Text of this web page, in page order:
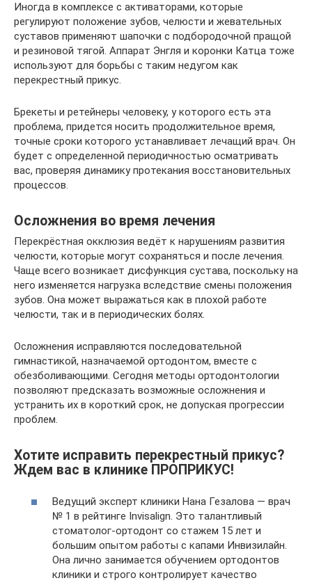
Иногда в комплексе с активаторами, которые
регулируют положение зубов, челюсти и жевательных
суставов применяют шапочки с подбородочной пращой
и резиновой тягой. Аппарат Энгля и коронки Катца тоже
используют для борьбы с таким недугом как
перекрестный прикус.
Брекеты и ретейнеры человеку, у которого есть эта
проблема, придется носить продолжительное время,
точные сроки которого устанавливает лечащий врач. Он
будет с определенной периодичностью осматривать
вас, проверяя динамику протекания восстановительных
процессов.
Осложнения во время лечения
Перекрёстная окклюзия ведёт к нарушениям развития
челюсти, которые могут сохраняться и после лечения.
Чаще всего возникает дисфункция сустава, поскольку на
него изменяется нагрузка вследствие смены положения
зубов. Она может выражаться как в плохой работе
челюсти, так и в периодических болях.
Осложнения исправляются последовательной
гимнастикой, назначаемой ортодонтом, вместе с
обезболивающими. Сегодня методы ортодонтологии
позволяют предсказать возможные осложнения и
устранить их в короткий срок, не допуская прогрессии
проблем.
Хотите исправить перекрестный прикус?
Ждем вас в клинике ПРОПРИКУС!
Ведущий эксперт клиники Нана Гезалова — врач
№ 1 в рейтинге Invisalign. Это талантливый
стоматолог-ортодонт со стажем 15 лет и
большим опытом работы с капами Инвизилайн.
Она лично занимается обучением ортодонтов
клиники и строго контролирует качество